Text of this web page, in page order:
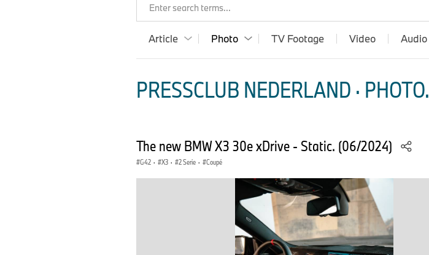
Enter search terms...
Article Photo TV Footage Video Audio
PRESSCLUB NEDERLAND · PHOTO.
The new BMW X3 30e xDrive - Static. (06/2024)
G42 · X3 · 2 Serie · Coupé